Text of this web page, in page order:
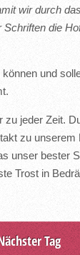
wir durch
die
und
zu jeder Zeit.
zu unserem
unser bester
Trost in
Tag